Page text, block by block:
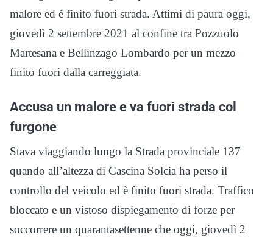
malore ed è finito fuori strada. Attimi di paura oggi,
giovedì 2 settembre 2021 al confine tra Pozzuolo
Martesana e Bellinzago Lombardo per un mezzo
finito fuori dalla carreggiata.
Accusa un malore e va fuori strada col
furgone
Stava viaggiando lungo la Strada provinciale 137
quando all’altezza di Cascina Solcia ha perso il
controllo del veicolo ed è finito fuori strada. Traffico
bloccato e un vistoso dispiegamento di forze per
soccorrere un quarantasettenne che oggi, giovedì 2